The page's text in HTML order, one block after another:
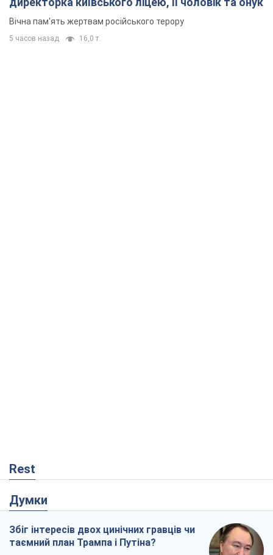
Вічна пам'ять жертвам російського терору
5 часов назад 16,0 т.
Rest
Думки
Збіг інтересів двох цинічних гравців чи
таємний план Трампа і Путіна?